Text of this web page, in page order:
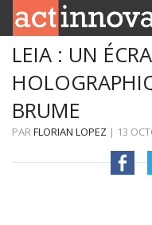
RUBRIQUES
INNOBOX
CONTACT
LEIA : UN
BRUME
PARFLORIAN LOPEZ | 13